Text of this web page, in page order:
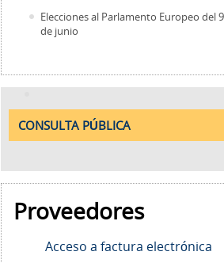
Elecciones al Parlamento Europeo del 9
de junio
CONSULTA PÚBLICA
Proveedores
Acceso a factura electrónica